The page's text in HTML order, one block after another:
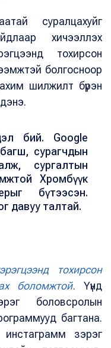
суралцахуйг
хичээллэх
тохирсон
болгосноор
шилжилт бүрэн
бий. Google
багш, сурагчдын
сургалтын
Хромбүүк
бүтээсэн.
давуу талтай.
тохирсон
боломжтой. Үүнд
боловсролын
багтана.
инстаграмм зэрэг